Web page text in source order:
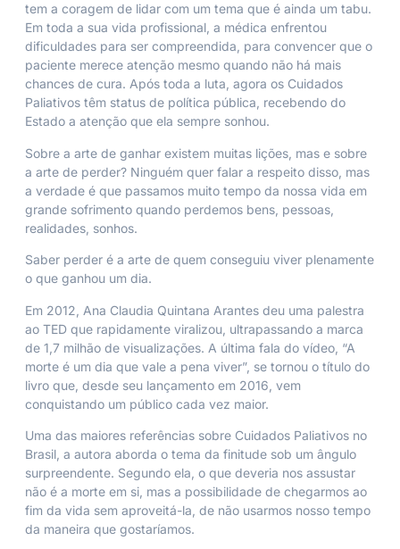
tem a coragem de lidar com um tema que é ainda um tabu.
Em toda a sua vida profissional, a médica enfrentou
dificuldades para ser compreendida, para convencer que o
paciente merece atenção mesmo quando não há mais
chances de cura. Após toda a luta, agora os Cuidados
Paliativos têm status de política pública, recebendo do
Estado a atenção que ela sempre sonhou.
Sobre a arte de ganhar existem muitas lições, mas e sobre
a arte de perder? Ninguém quer falar a respeito disso, mas
a verdade é que passamos muito tempo da nossa vida em
grande sofrimento quando perdemos bens, pessoas,
realidades, sonhos.
Saber perder é a arte de quem conseguiu viver plenamente
o que ganhou um dia.
Em 2012, Ana Claudia Quintana Arantes deu uma palestra
ao TED que rapidamente viralizou, ultrapassando a marca
de 1,7 milhão de visualizações. A última fala do vídeo, “A
morte é um dia que vale a pena viver”, se tornou o título do
livro que, desde seu lançamento em 2016, vem
conquistando um público cada vez maior.
Uma das maiores referências sobre Cuidados Paliativos no
Brasil, a autora aborda o tema da finitude sob um ângulo
surpreendente. Segundo ela, o que deveria nos assustar
não é a morte em si, mas a possibilidade de chegarmos ao
fim da vida sem aproveitá-la, de não usarmos nosso tempo
da maneira que gostaríamos.